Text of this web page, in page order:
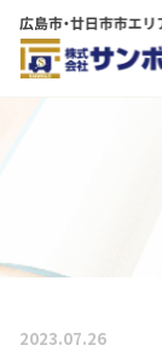
2023.07.26